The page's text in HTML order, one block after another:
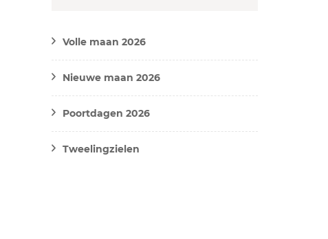
Volle maan 2026
Nieuwe maan 2026
Poortdagen 2026
Tweelingzielen